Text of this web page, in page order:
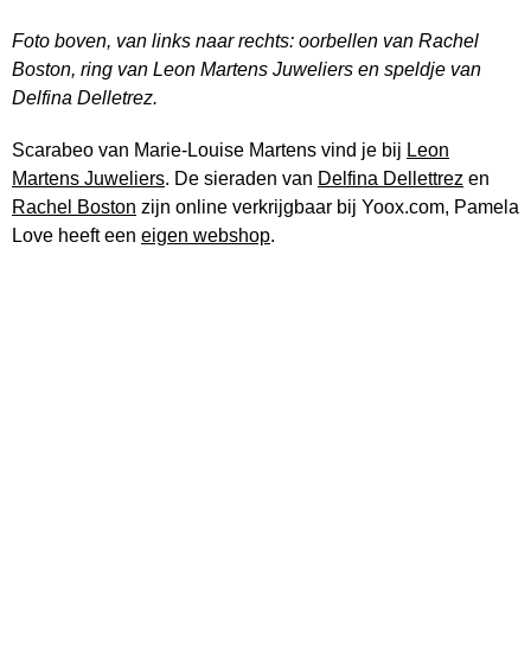
Foto boven, van links naar rechts: oorbellen van Rachel
Boston, ring van Leon Martens Juweliers en speldje van
Delfina Delletrez.
Scarabeo van Marie-Louise Martens vind je bij Leon
Martens Juweliers. De sieraden van Delfina Dellettrez en
Rachel Boston zijn online verkrijgbaar bij Yoox.com, Pamela
Love heeft een eigen webshop.